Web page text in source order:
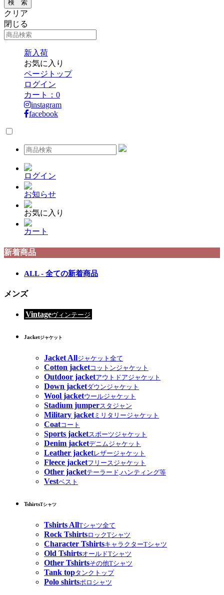
クリア
閉じる
新入荷
お気に入り
ページトップ
ログイン
カート： 0
instagram
facebook
ログイン
お知らせ
お気に入り
カート
新着商品
ALL - 全ての新着商品
メンズ
Vintageヴィンテージ
Jacketジャケット
Jacket Allジャケット全て
Cotton jacketコットンジャケット
Outdoor jacketアウトドアジャケット
Down jacketダウンジャケット
Wool jacketウールジャケット
Stadium jumperスタジャン
Military jacketミリタリージャケット
Coatコート
Sports jacketスポーツジャケット
Denim jacketデニムジャケット
Leather jacketレザージャケット
Fleece jacketフリースジャケット
Other jacketテーラード,ハンティング等
Vestベスト
TshirtsTシャツ
Tshirts AllTシャツ全て
Rock TshirtsロックTシャツ
Character TshirtsキャラクターTシャツ
Old TshirtsオールドTシャツ
Other Tshirtsその他Tシャツ
Tank topタンクトップ
Polo shirtsポロシャツ